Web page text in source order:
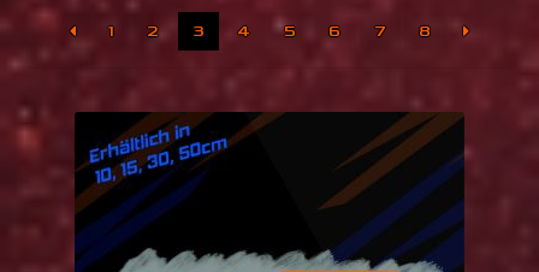
Mein Konto
1 2 3 4 5 6 7 8